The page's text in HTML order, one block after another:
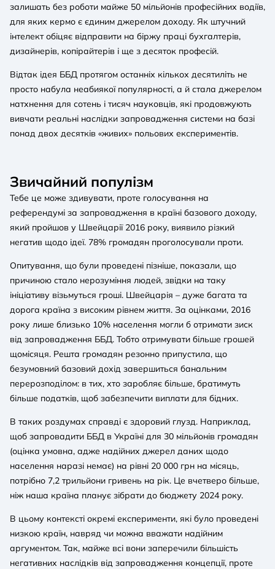
залишать без роботи майже 50 мільйонів професійних водіїв,
для яких кермо є єдиним джерелом доходу. Як штучний
інтелект обіцяє відправити на біржу праці бухгалтерів,
дизайнерів, копірайтерів і ще з десяток професій.
Відтак ідея ББД протягом останніх кількох десятиліть не
просто набула неабиякої популярності, а й стала джерелом
натхнення для сотень і тисяч науковців, які продовжують
вивчати реальні наслідки запровадження системи на базі
понад двох десятків «живих» польових експериментів.
Звичайний популізм
Тебе це може здивувати, проте голосування на
референдумі за запровадження в країні базового доходу,
який пройшов у Швейцарії 2016 року, виявило різкий
негатив щодо ідеї. 78% громадян проголосували проти.
Опитування, що були проведені пізніше, показали, що
причиною стало нерозуміння людей, звідки на таку
ініціативу візьмуться гроші. Швейцарія – дуже багата та
дорога країна з високим рівнем життя. За оцінками, 2016
року лише близько 10% населення могли б отримати зиск
від запровадження ББД. Тобто отримувати більше грошей
щомісяця. Решта громадян резонно припустила, що
безумовний базовий дохід завершиться банальним
перерозподілом: в тих, хто заробляє більше, братимуть
більше податків, щоб забезпечити виплати для бідних.
В таких роздумах справді є здоровий глузд. Наприклад,
щоб запровадити ББД в Україні для 30 мільйонів громадян
(оцінка умовна, адже надійних джерел даних щодо
населення наразі немає) на рівні 20 000 грн на місяць,
потрібно 7,2 трильйони гривень на рік. Це вчетверо більше,
ніж наша країна планує зібрати до бюджету 2024 року.
В цьому контексті окремі експерименти, які було проведені
низкою країн, навряд чи можна вважати надійним
аргументом. Так, майже всі вони заперечили більшість
негативних наслідків від запровадження концепції, проте